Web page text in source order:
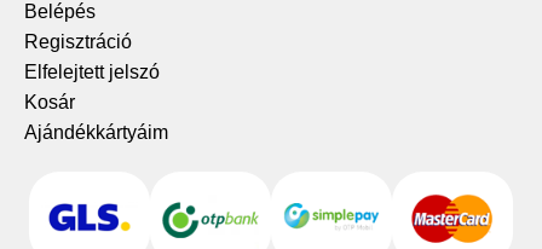
Belépés
Regisztráció
Elfelejtett jelszó
Kosár
Ajándékkártyáim